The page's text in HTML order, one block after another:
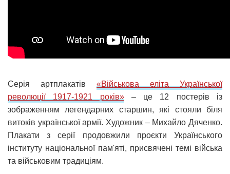
Серія артплакатів «Військова еліта Української
революції 1917-1921 років»– це 12 постерів із
зображенням легендарних старшин, які стояли біля
витоків української армії. Художник – Михайло Дяченко.
Плакати з серії продовжили проєкти Українського
інституту національної пам'яті, присвячені темі війська
та військовим традиціям.